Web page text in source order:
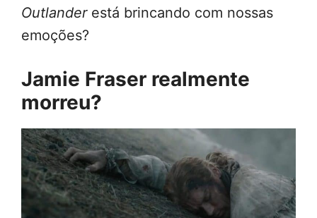
Outlanderestá brincando com nossas
emoções?
Jamie Fraser realmente
morreu?